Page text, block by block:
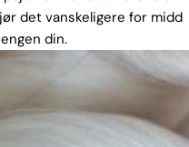
det vanskeligere for midd
din.